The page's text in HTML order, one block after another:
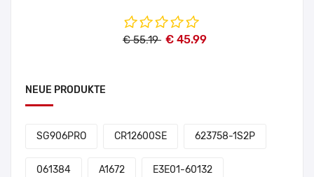
€ 55.19 € 45.99
NEUE PRODUKTE
SG906PRO CR12600SE 623758-1S2P
061384 A1672 E3E01-60132